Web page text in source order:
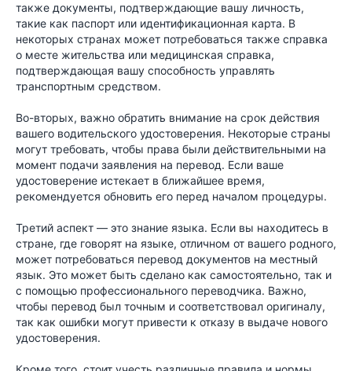
также документы, подтверждающие вашу личность,
такие как паспорт или идентификационная карта. В
некоторых странах может потребоваться также справка
о месте жительства или медицинская справка,
подтверждающая вашу способность управлять
транспортным средством.
Во-вторых, важно обратить внимание на срок действия
вашего водительского удостоверения. Некоторые страны
могут требовать, чтобы права были действительными на
момент подачи заявления на перевод. Если ваше
удостоверение истекает в ближайшее время,
рекомендуется обновить его перед началом процедуры.
Третий аспект — это знание языка. Если вы находитесь в
стране, где говорят на языке, отличном от вашего родного,
может потребоваться перевод документов на местный
язык. Это может быть сделано как самостоятельно, так и
с помощью профессионального переводчика. Важно,
чтобы перевод был точным и соответствовал оригиналу,
так как ошибки могут привести к отказу в выдаче нового
удостоверения.